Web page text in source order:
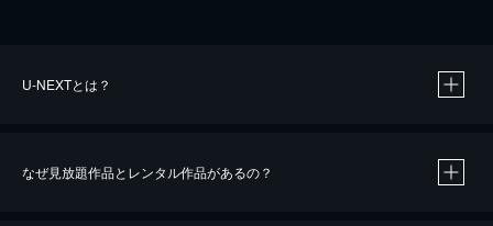
U-NEXTとは？
なぜ見放題作品とレンタル作品があるの？